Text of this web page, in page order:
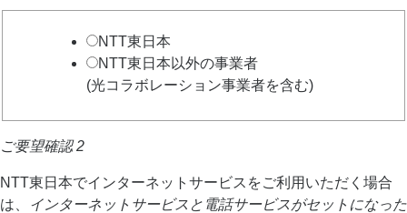
NTT東日本
NTT東日本以外の事業者
(光コラボレーション事業者を含む)
ご要望確認 2
NTT東日本でインターネットサービスをご利用いただく場合
は、
インターネットサービスと電話サービスがセットになった